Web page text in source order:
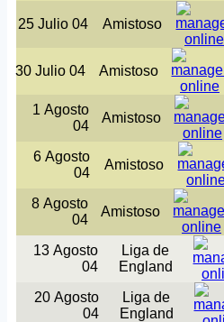
25 Julio 04 Amistoso
30 Julio 04 Amistoso
1 Agosto
04
Amistoso
6 Agosto
04
Amistoso
8 Agosto
04
Amistoso
13 Agosto
04
Liga de
England
20 Agosto
04
Liga de
England